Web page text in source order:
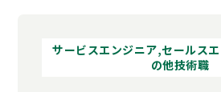
サービスエンジニア,セールス
の他技術職